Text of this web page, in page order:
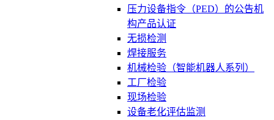
压力设备指令（PED）的公告机
构产品认证
无损检测
焊接服务
机械检验（智能机器人系列）
工厂检验
现场检验
设备老化评估监测